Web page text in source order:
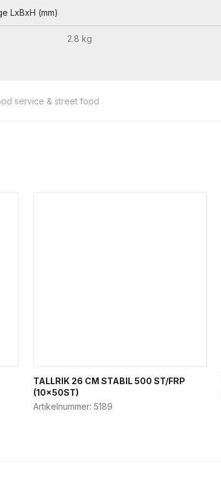
LxBxH (mm)
2.8 kg
service & street food
TALLRIK 26 CM STABIL 500 ST/FRP
(10x50ST)
Artikelnummer: 5189